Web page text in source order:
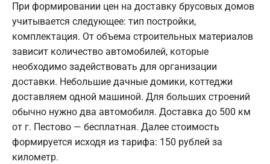
При формировании цен на доставку брусовых домов
учитывается следующее: тип постройки,
комплектация. От объема строительных материалов
зависит количество автомобилей, которые
необходимо задействовать для организации
доставки. Небольшие дачные домики, коттеджи
доставляем одной машиной. Для больших строений
обычно нужно два автомобиля. Доставка до 500 км
от г. Пестово — бесплатная. Далее стоимость
формируется исходя из тарифа: 150 рублей за
километр.